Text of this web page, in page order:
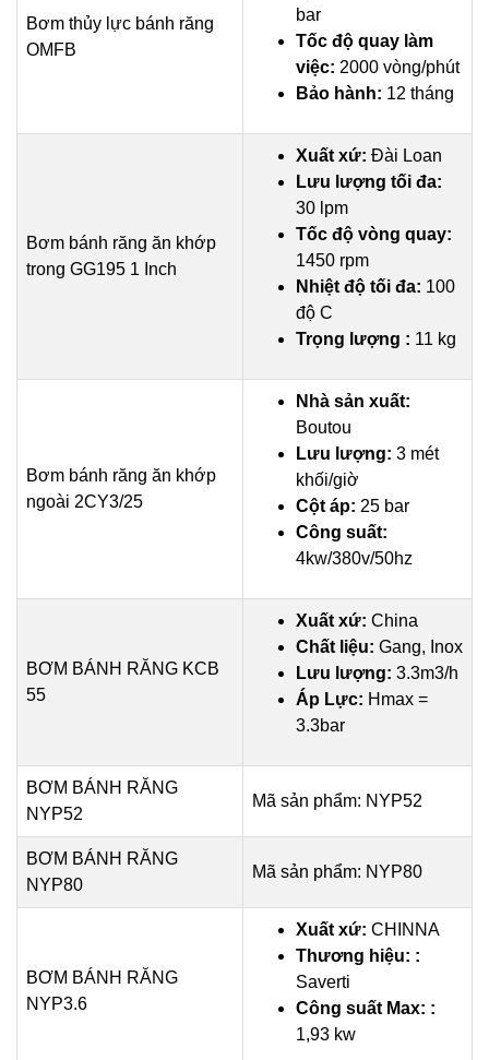
Bơm thủy lực bánh răng
OMFB
bar
Tốc độ quay làm
việc: 2000 vòng/phút
Bảo hành: 12 tháng
Bơm bánh răng ăn khớp
trong GG195 1 Inch
Xuất xứ: Đài Loan
Lưu lượng tối đa:
30 lpm
Tốc độ vòng quay:
1450 rpm
Nhiệt độ tối đa: 100
độ C
Trọng lượng : 11 kg
Bơm bánh răng ăn khớp
ngoài 2CY3/25
Nhà sản xuất:
Boutou
Lưu lượng: 3 mét
khối/giờ
Cột áp: 25 bar
Công suất:
4kw/380v/50hz
BƠM BÁNH RĂNG KCB
55
Xuất xứ: China
Chất liệu: Gang, Inox
Lưu lượng: 3.3m3/h
Áp Lực: Hmax =
3.3bar
BƠM BÁNH RĂNG
NYP52
Mã sản phẩm: NYP52
BƠM BÁNH RĂNG
NYP80
Mã sản phẩm: NYP80
BƠM BÁNH RĂNG
NYP3.6
Xuất xứ: CHINNA
Thương hiệu: :
Saverti
Công suất Max: :
1,93 kw